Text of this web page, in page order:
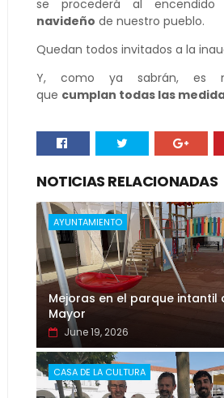
se procederá al
navideño de nuestro pueblo.
Quedan todos invitados a la
Y, como ya sabrán, es
que cumplan todas las
NOTICIAS RELACIONADAS
AYUNTAMIENTO
Mejoras en el parque intantil
Mayor
June 19, 2026
CASA DE LA CULTURA